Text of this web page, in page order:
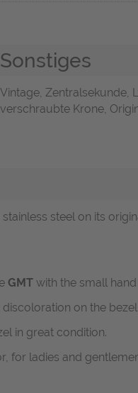
Sonstiges
Vintage, Zentralsekunde,
verschraubte Krone,
stainless steel on its
GMT with the small
on the bezel.
in great condition.
for ladies and